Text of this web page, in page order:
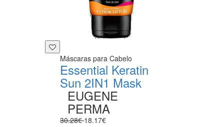
Máscaras para Cabelo
Essential Keratin
Sun 2IN1 Mask
EUGENE
PERMA
30.28€18.17€